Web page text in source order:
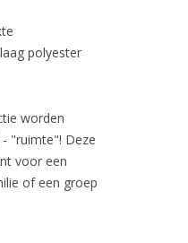
polyester
worden
"ruimte"! Deze
voor een
of een groep